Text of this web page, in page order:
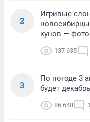
2
Игривые
кунов —
137 635
3
По погоде 3
будет
86 648